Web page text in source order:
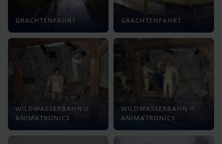
GRACHTENFAHRT GRACHTENFAHRT
WILDWASSERBAHN II
ANIMATRONICS
WILDWASSERBAHN II
ANIMATRONICS